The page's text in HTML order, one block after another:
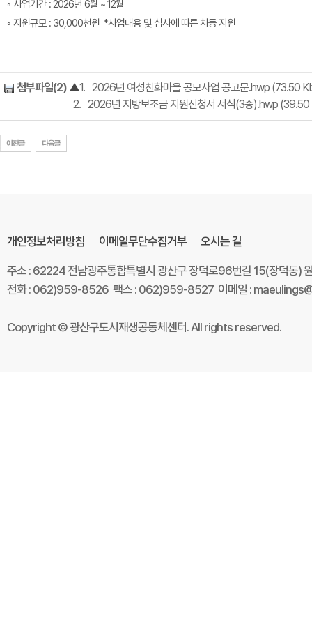
◦ 사업기간 : 2026년 6월 ~ 12월
◦ 지원규모 : 30,000천원 *사업내용 및 심사에 따른 차등 지원
첨부파일(2) ▲1. 2026년 여성친화마을 공모사업 공고문.hwp (73.50
2. 2026년 지방보조금 지원신청서 서식(3종).hwp (39.50
개인정보처리방침 이메일무단수집거부 오시는 길
주소 : 62224 전남광주통합특별시 광산구 장덕로96번길 15(장덕동)
전화 : 062)959-8526 팩스 : 062)959-8527 이메일 :
Copyright © 광산구도시재생공동체센터. All rights reserved.